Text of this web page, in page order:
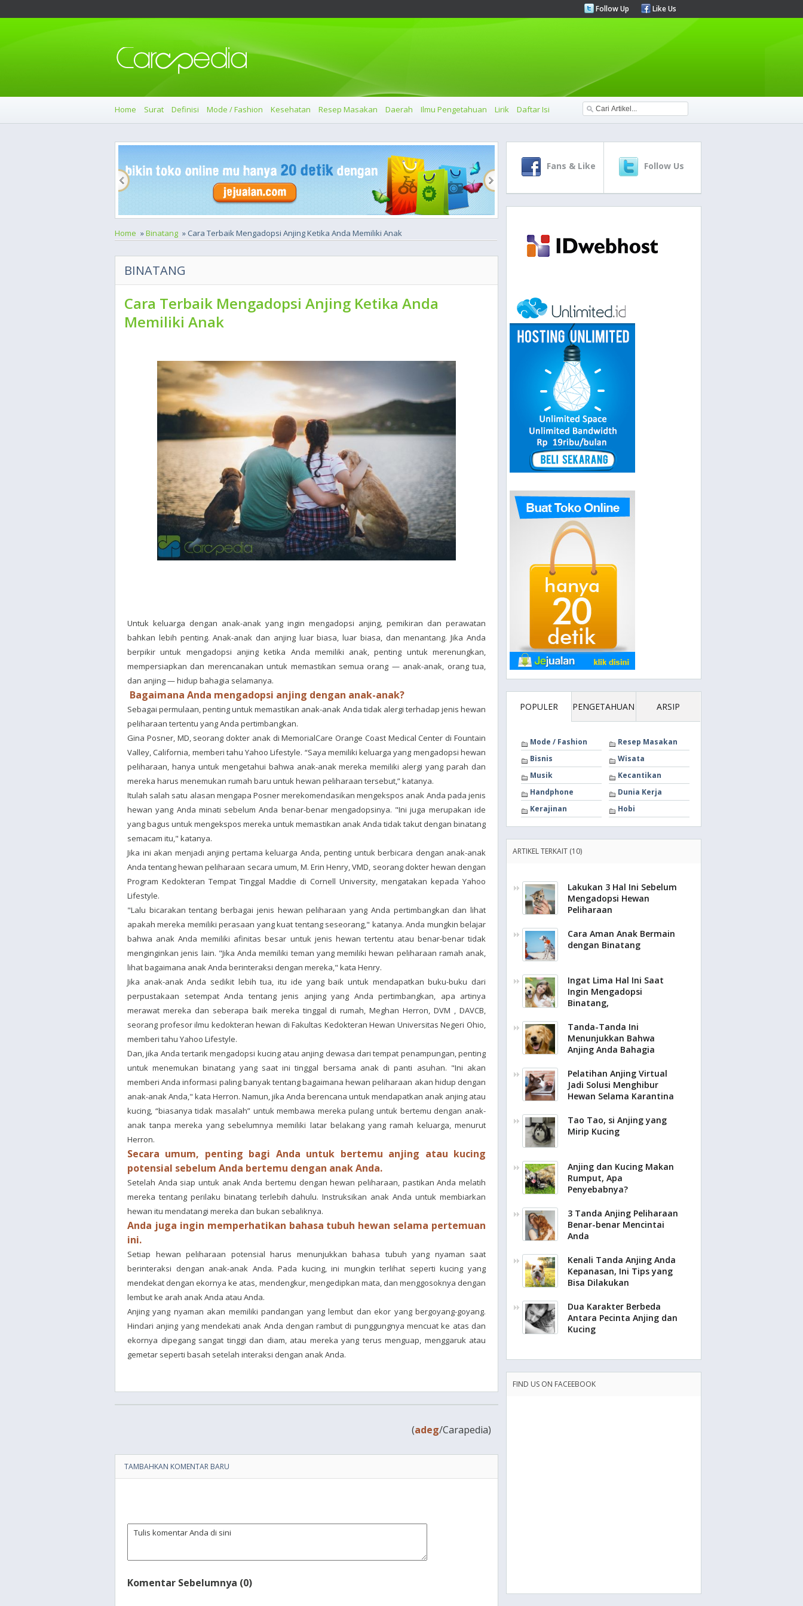
Follow Up Like Us
Home Surat Definisi Mode / Fashion Kesehatan Resep Masakan Daerah Ilmu Pengetahuan Lirik Daftar Isi
Home »Binatang » Cara Terbaik Mengadopsi Anjing Ketika Anda Memiliki Anak
BINATANG
Cara Terbaik Mengadopsi Anjing Ketika Anda
Memiliki Anak
Untuk keluarga dengan anak-anak yang ingin mengadopsi anjing, pemikiran dan perawatan
bahkan lebih penting. Anak-anak dan anjing luar biasa, luar biasa, dan menantang. Jika Anda
berpikir untuk mengadopsi anjing ketika Anda memiliki anak, penting untuk merenungkan,
mempersiapkan dan merencanakan untuk memastikan semua orang — anak-anak, orang tua,
dan anjing — hidup bahagia selamanya.
Bagaimana Anda mengadopsi anjing dengan anak-anak?
Sebagai permulaan, penting untuk memastikan anak-anak Anda tidak alergi terhadap jenis hewan
peliharaan tertentu yang Anda pertimbangkan.
Gina Posner, MD, seorang dokter anak di MemorialCare Orange Coast Medical Center di Fountain
Valley, California, memberi tahu Yahoo Lifestyle. “Saya memiliki keluarga yang mengadopsi hewan
peliharaan, hanya untuk mengetahui bahwa anak-anak mereka memiliki alergi yang parah dan
mereka harus menemukan rumah baru untuk hewan peliharaan tersebut,” katanya.
Itulah salah satu alasan mengapa Posner merekomendasikan mengekspos anak Anda pada jenis
hewan yang Anda minati sebelum Anda benar-benar mengadopsinya. "Ini juga merupakan ide
yang bagus untuk mengekspos mereka untuk memastikan anak Anda tidak takut dengan binatang
semacam itu," katanya.
Jika ini akan menjadi anjing pertama keluarga Anda, penting untuk berbicara dengan anak-anak
Anda tentang hewan peliharaan secara umum, M. Erin Henry, VMD, seorang dokter hewan dengan
Program Kedokteran Tempat Tinggal Maddie di Cornell University, mengatakan kepada Yahoo
Lifestyle.
"Lalu bicarakan tentang berbagai jenis hewan peliharaan yang Anda pertimbangkan dan lihat
apakah mereka memiliki perasaan yang kuat tentang seseorang," katanya. Anda mungkin belajar
bahwa anak Anda memiliki afinitas besar untuk jenis hewan tertentu atau benar-benar tidak
menginginkan jenis lain. "Jika Anda memiliki teman yang memiliki hewan peliharaan ramah anak,
lihat bagaimana anak Anda berinteraksi dengan mereka," kata Henry.
Jika anak-anak Anda sedikit lebih tua, itu ide yang baik untuk mendapatkan buku-buku dari
perpustakaan setempat Anda tentang jenis anjing yang Anda pertimbangkan, apa artinya
merawat mereka dan seberapa baik mereka tinggal di rumah, Meghan Herron, DVM , DAVCB,
seorang profesor ilmu kedokteran hewan di Fakultas Kedokteran Hewan Universitas Negeri Ohio,
memberi tahu Yahoo Lifestyle.
Dan, jika Anda tertarik mengadopsi kucing atau anjing dewasa dari tempat penampungan, penting
untuk menemukan binatang yang saat ini tinggal bersama anak di panti asuhan. "Ini akan
memberi Anda informasi paling banyak tentang bagaimana hewan peliharaan akan hidup dengan
anak-anak Anda," kata Herron. Namun, jika Anda berencana untuk mendapatkan anak anjing atau
kucing, “biasanya tidak masalah” untuk membawa mereka pulang untuk bertemu dengan anak-
anak tanpa mereka yang sebelumnya memiliki latar belakang yang ramah keluarga, menurut
Herron.
Secara umum, penting bagi Anda untuk bertemu anjing atau kucing
potensial sebelum Anda bertemu dengan anak Anda.
Setelah Anda siap untuk anak Anda bertemu dengan hewan peliharaan, pastikan Anda melatih
mereka tentang perilaku binatang terlebih dahulu. Instruksikan anak Anda untuk membiarkan
hewan itu mendatangi mereka dan bukan sebaliknya.
Anda juga ingin memperhatikan bahasa tubuh hewan selama pertemuan
ini.
Setiap hewan peliharaan potensial harus menunjukkan bahasa tubuh yang nyaman saat
berinteraksi dengan anak-anak Anda. Pada kucing, ini mungkin terlihat seperti kucing yang
mendekat dengan ekornya ke atas, mendengkur, mengedipkan mata, dan menggosoknya dengan
lembut ke arah anak Anda atau Anda.
Anjing yang nyaman akan memiliki pandangan yang lembut dan ekor yang bergoyang-goyang.
Hindari anjing yang mendekati anak Anda dengan rambut di punggungnya mencuat ke atas dan
ekornya dipegang sangat tinggi dan diam, atau mereka yang terus menguap, menggaruk atau
gemetar seperti basah setelah interaksi dengan anak Anda.
(adeg/Carapedia)
TAMBAHKAN KOMENTAR BARU
Komentar Sebelumnya (0)
Fans & Like Follow Us
POPULER PENGETAHUAN ARSIP
Mode / Fashion
Resep Masakan
Bisnis
Wisata
Musik
Kecantikan
Handphone
Dunia Kerja
Kerajinan
Hobi
ARTIKEL TERKAIT (10)
Lakukan 3 Hal Ini Sebelum
Mengadopsi Hewan
Peliharaan
Cara Aman Anak Bermain
dengan Binatang
Ingat Lima Hal Ini Saat
Ingin Mengadopsi
Binatang,
Tanda-Tanda Ini
Menunjukkan Bahwa
Anjing Anda Bahagia
Pelatihan Anjing Virtual
Jadi Solusi Menghibur
Hewan Selama Karantina
Tao Tao, si Anjing yang
Mirip Kucing
Anjing dan Kucing Makan
Rumput, Apa
Penyebabnya?
3 Tanda Anjing Peliharaan
Benar-benar Mencintai
Anda
Kenali Tanda Anjing Anda
Kepanasan, Ini Tips yang
Bisa Dilakukan
Dua Karakter Berbeda
Antara Pecinta Anjing dan
Kucing
FIND US ON FACEEBOOK